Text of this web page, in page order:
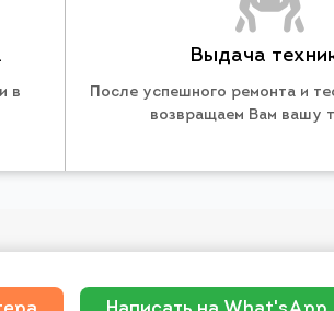
в
Выдача
После успешного ремонта и
возвращаем Вам вашу